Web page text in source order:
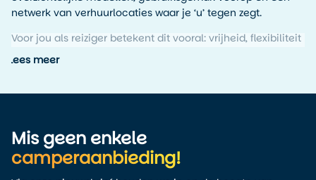
netwerk van verhuurlocaties waar je ‘u’ tegen zegt.
Voor jou als reiziger betekent dit vooral: vrijheid, flexibiliteit
én zekerheid.
Elke camper is voorzien van een keukentje, toilet, douche,
airco en ruime slaapplaatsen. Van het compacte C18-
model dat in een normaal parkeervak past, tot de ruime
Lees meer
Mis geen enkele
camperaanbieding!